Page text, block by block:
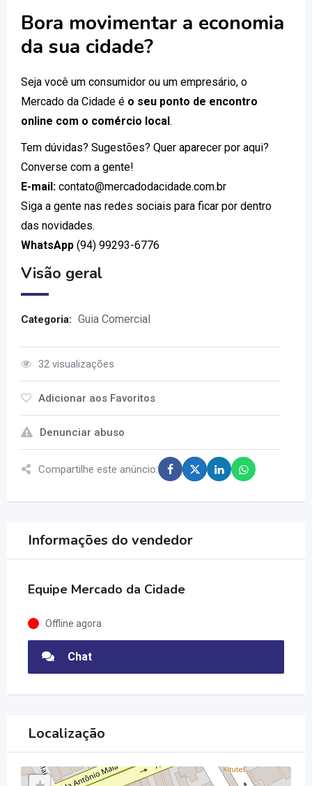
Bora movimentar a economia
da sua cidade?
Seja você um consumidor ou um empresário, o
Mercado da Cidade é o seu ponto de encontro
online com o comércio local.
Tem dúvidas? Sugestões? Quer aparecer por aqui?
Converse com a gente!
E-mail: contato@mercadodacidade.com.br
Siga a gente nas redes sociais para ficar por dentro
das novidades.
WhatsApp (94) 99293-6776
Visão geral
Categoria: Guia Comercial
32 visualizações
Adicionar aos Favoritos
Denunciar abuso
Compartilhe este anúncio:
Informações do vendedor
Equipe Mercado da Cidade
Offline agora
Chat
Localização